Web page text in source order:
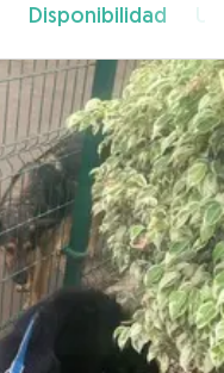
Disponibilidad